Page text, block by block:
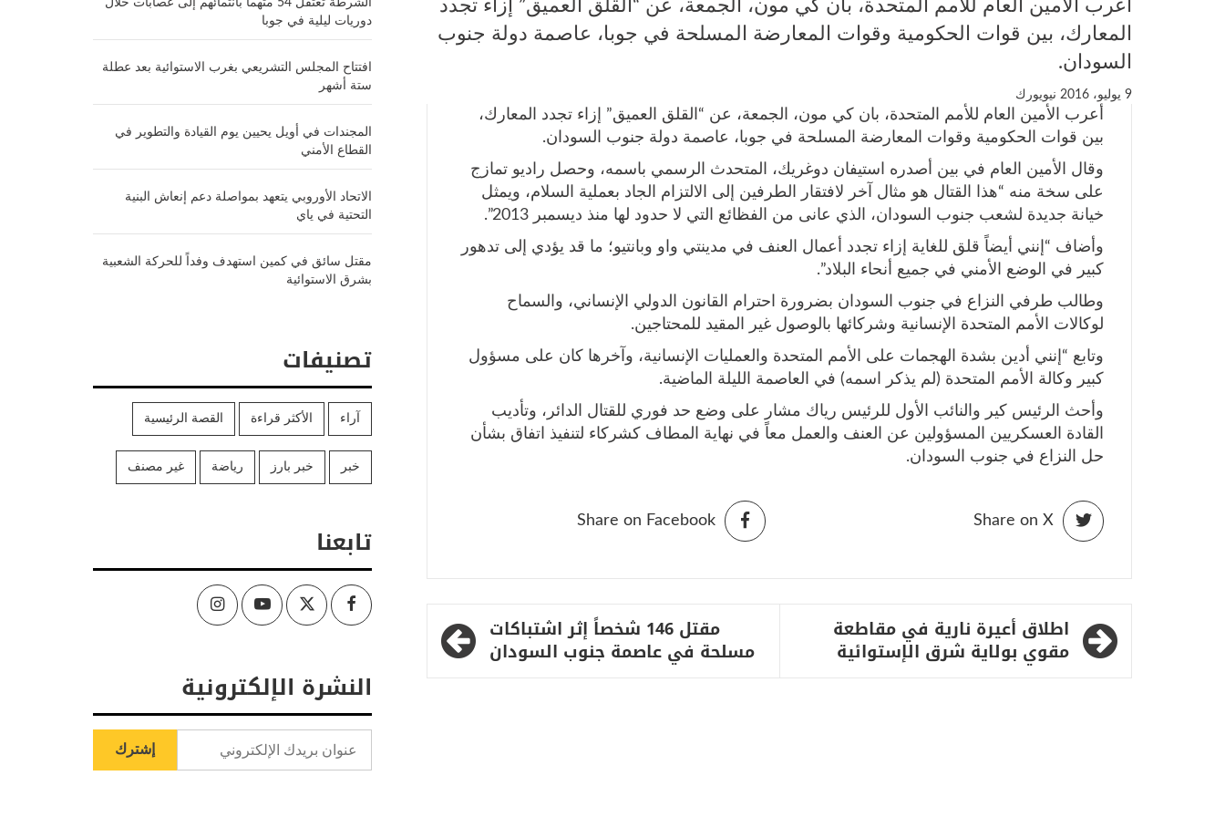
أعرب الأمين العام للأمم المتحدة، بان كي مون، الجمعة، عن “القلق العميق” إزاء تجدد
المعارك، بين قوات الحكومية وقوات المعارضة المسلحة في جوبا، عاصمة دولة جنوب
السودان.
9 يوليو، 2016 نيويورك
أعرب الأمين العام للأمم المتحدة، بان كي مون، الجمعة، عن “القلق العميق” إزاء تجدد المعارك،
بين قوات الحكومية وقوات المعارضة المسلحة في جوبا، عاصمة دولة جنوب السودان.
وقال الأمين العام في بين أصدره استيفان دوغريك، المتحدث الرسمي باسمه، وحصل راديو تمازج
على سخة منه “هذا القتال هو مثال آخر لافتقار الطرفين إلى الالتزام الجاد بعملية السلام، ويمثل
خيانة جديدة لشعب جنوب السودان، الذي عانى من الفظائع التي لا حدود لها منذ ديسمبر 2013”.
وأضاف “إنني أيضاً قلق للغاية إزاء تجدد أعمال العنف في مدينتي واو وبانتيو؛ ما قد يؤدي إلى تدهور
كبير في الوضع الأمني ​​في جميع أنحاء البلاد”.
وطالب طرفي النزاع في جنوب السودان بضرورة احترام القانون الدولي الإنساني، والسماح
لوكالات الأمم المتحدة الإنسانية وشركائها بالوصول غير المقيد للمحتاجين.
وتابع “إنني أدين بشدة الهجمات على الأمم المتحدة والعمليات الإنسانية، وآخرها كان على مسؤول
كبير وكالة الأمم المتحدة (لم يذكر اسمه) في العاصمة الليلة الماضية.
وأحث الرئيس كير والنائب الأول للرئيس رياك مشار على وضع حد فوري للقتال الدائر، وتأديب
القادة العسكريين المسؤولين عن العنف والعمل معاً في نهاية المطاف كشركاء لتنفيذ اتفاق بشأن
حل النزاع في جنوب السودان.
Share on Facebook Share on X
تصفّح
المقالات
اطلاق أعيرة نارية في مقاطعة
مقوي بولاية شرق الإستوائية
مقتل 146 شخصاً إثر اشتباكات
مسلحة في عاصمة جنوب السودان
الشرطة تعتقل 54 متهماً بانتمائهم إلى عصابات خلال
دوريات ليلية في جوبا
افتتاح المجلس التشريعي بغرب الاستوائية بعد عطلة
ستة أشهر
المجندات في أويل يحيين يوم القيادة والتطوير في
القطاع الأمني
الاتحاد الأوروبي يتعهد بمواصلة دعم إنعاش البنية
التحتية في ياي
مقتل سائق في كمين استهدف وفداً للحركة الشعبية
بشرق الاستوائية
تصنيفات
آراء الأكثر قراءة القصة الرئيسية
خبر خبر بارز رياضة غير مصنف
تابعنا
Facebook
Twitter
Youtube
Instagram
النشرة الإلكترونية